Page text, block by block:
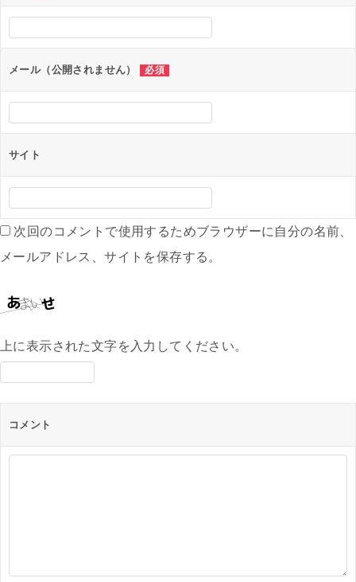
シ
ョ
ンメール（公開されません） 必須
サイト
次回のコメントで使用するためブラウザーに自分の名前、
メールアドレス、サイトを保存する。
上に表示された文字を入力してください。
コメント